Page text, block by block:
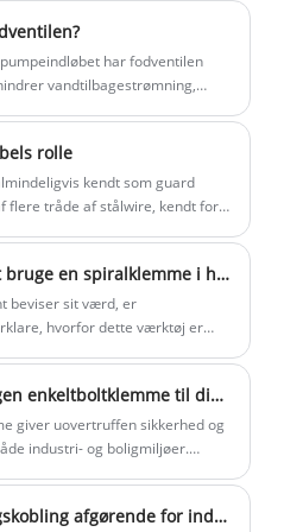
egen unikke Alum DIN2817
for at kunne levere Alum
så på.
har fodventilen
vandtilbagestrømning,
rolle
kendt som guard
flere tråde af stålwire, kendt for
Hvad er fordelene ved at bruge en spiralklemme i hydrauliske systemer
beviser sit værd, er
hvorfor dette værktøj er
Hvorfor vælge en overlegen enkeltboltklemme til dine rørbehov?
giver uovertruffen sikkerhed og
industri- og boligmiljøer.
kunderne med at forstå,Hvorfor er sandblæsningskobling afgørende for industriel effektivitet?